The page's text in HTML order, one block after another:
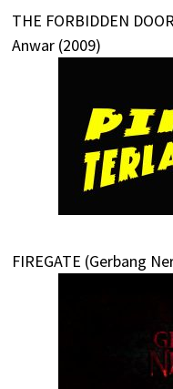
THE FORBIDDEN
Anwar (2009)
FIREGATE (Gerbang